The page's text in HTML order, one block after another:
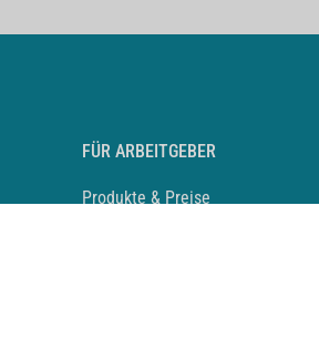
FÜR ARBEITGEBER
Produkte & Preise